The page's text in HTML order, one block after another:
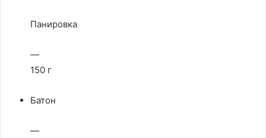
Панировка
—
150 г
Батон
—